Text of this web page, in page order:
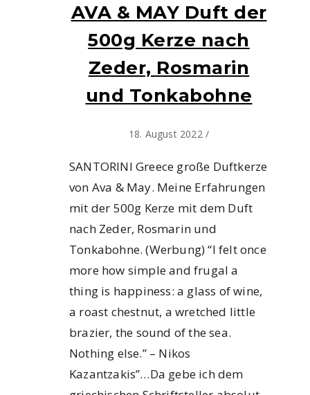
AVA & MAY Duft der
500g Kerze nach
Zeder, Rosmarin
und Tonkabohne
18. August 2022 /
SANTORINI Greece große Duftkerze
von Ava & May. Meine Erfahrungen
mit der 500g Kerze mit dem Duft
nach Zeder, Rosmarin und
Tonkabohne. (Werbung) “I felt once
more how simple and frugal a
thing is happiness: a glass of wine,
a roast chestnut, a wretched little
brazier, the sound of the sea.
Nothing else.” – Nikos
Kazantzakis”…Da gebe ich dem